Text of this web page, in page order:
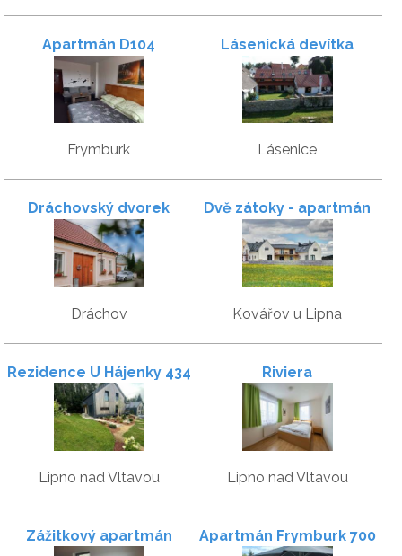
Apartmán D104
Frymburk
Lásenická devítka
Lásenice
Dráchovský dvorek
Dráchov
Dvě zátoky - apartmán
č.2
Kovářov u Lipna
Rezidence U Hájenky 434
Lipno nad Vltavou
Riviera
Lipno nad Vltavou
Zážitkový apartmán
Apartmán Frymburk 700